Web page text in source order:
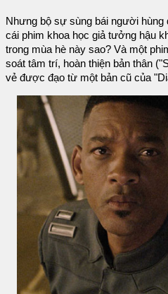
Nhưng bộ sự sùng bái người hùng
cái phim khoa học giả tưởng hậu
trong mùa hè này sao? Và một
soát tâm trí, hoàn thiện bản thân
vẻ được đạo từ một bản cũ của